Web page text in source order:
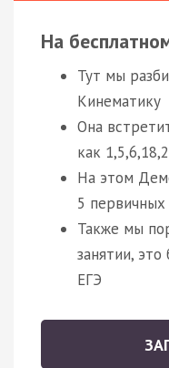
На
Тут мы
Кинематику
Она
как
На этом
5 первичных
Также мы
занятии, это
ЕГЭ